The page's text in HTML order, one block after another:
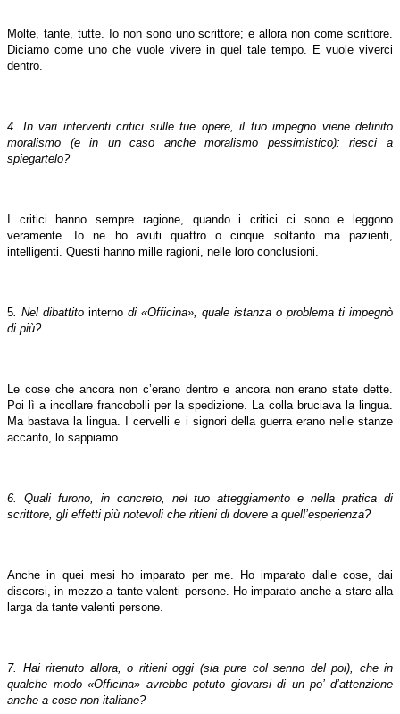
Molte, tante, tutte. Io non sono uno scrittore; e allora non come scrittore.
Diciamo come uno che vuole vivere in quel tale tempo. E vuole viverci
dentro.
4. In vari interventi critici sulle tue opere, il tuo impegno viene definito
moralismo (e in un caso anche moralismo pessimistico): riesci a
spiegartelo?
I critici hanno sempre ragione, quando i critici ci sono e leggono
veramente. Io ne ho avuti quattro o cinque soltanto ma pazienti,
intelligenti. Questi hanno mille ragioni, nelle loro conclusioni.
5 . Nel dibattito interno di «Officina», quale istanza o problema ti impegnò
di più?
Le cose che ancora non c’erano dentro e ancora non erano state dette.
Poi lì a incollare francobolli per la spedizione. La colla bruciava la lingua.
Ma bastava la lingua. I cervelli e i signori della guerra erano nelle stanze
accanto, lo sappiamo.
6. Quali furono, in concreto, nel tuo atteggiamento e nella pratica di
scrittore, gli effetti più notevoli che ritieni di dovere a quell’esperienza?
Anche in quei mesi ho imparato per me. Ho imparato dalle cose, dai
discorsi, in mezzo a tante valenti persone. Ho imparato anche a stare alla
larga da tante valenti persone.
7. Hai ritenuto allora, o ritieni oggi (sia pure col senno del poi), che in
qualche modo «Officina» avrebbe potuto giovarsi di un po’ d’attenzione
anche a cose non italiane?